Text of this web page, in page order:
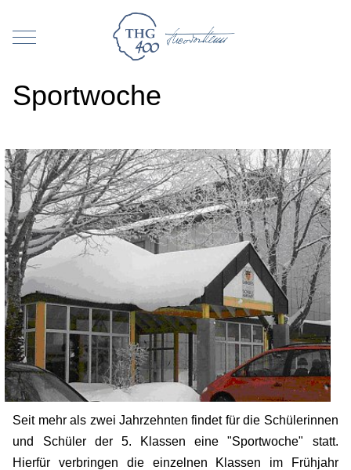
Mobile Menu Toggle
Sportwoche
Seit mehr als zwei Jahrzehnten findet für die Schülerinnen
und Schüler der 5. Klassen eine "Sportwoche" statt.
Hierfür verbringen die einzelnen Klassen im Frühjahr